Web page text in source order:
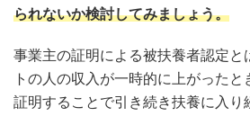
られないか検討してみましょう。
事業主の証明による被扶養者認定と
トの人の収入が一時的に上がった
証明することで引き続き扶養に入り